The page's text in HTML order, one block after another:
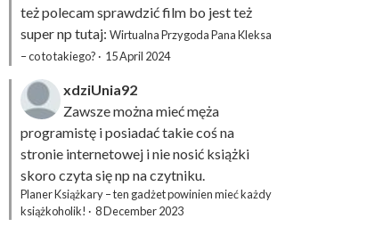
też polecam sprawdzić film bo jest też
super np tutaj: Wirtualna Przygoda Pana Kleksa
– co to takiego? · 15 April 2024
xdziUnia92
Zawsze można mieć męża
programistę i posiadać takie coś na
stronie internetowej i nie nosić książki
skoro czyta się np na czytniku.
Planer Książkary – ten gadżet powinien mieć każdy
książkoholik! · 8 December 2023